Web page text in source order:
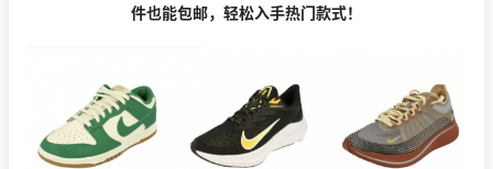
件也能包邮，轻松入手热门款式！